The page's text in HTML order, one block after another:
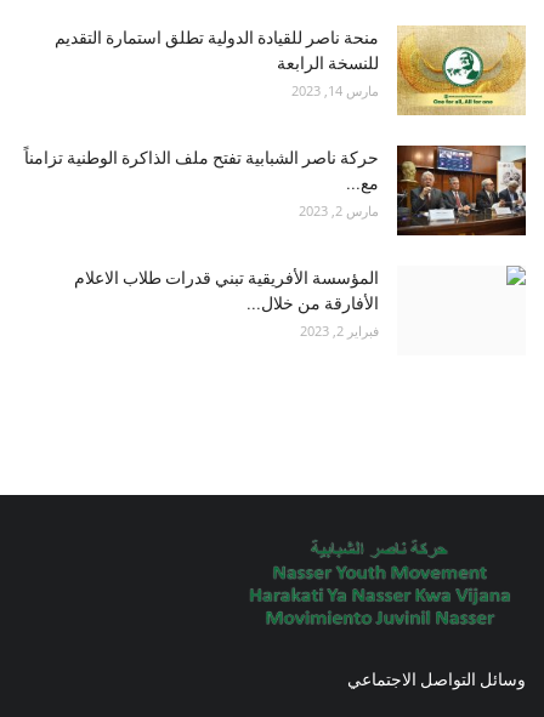
منحة ناصر للقيادة الدولية تطلق استمارة التقديم
للنسخة الرابعة
مارس 14, 2023
حركة ناصر الشبابية تفتح ملف الذاكرة الوطنية تزامناً
مع...
مارس 2, 2023
المؤسسة الأفريقية تبني قدرات طلاب الاعلام
الأفارقة من خلال...
فبراير 2, 2023
وسائل التواصل الاجتماعي